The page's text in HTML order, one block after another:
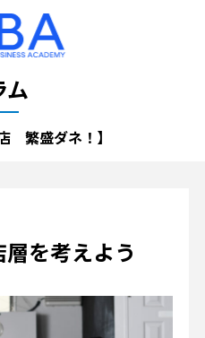
ム
繁盛ダネ！】
を考えよう